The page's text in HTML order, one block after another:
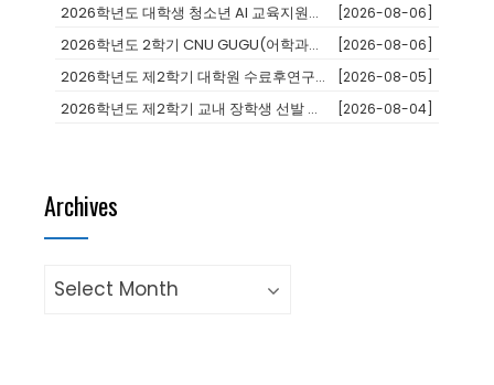
2026학년도 대학생 청소년 AI 교육지원사업 장학생 [2026-08-06]
2026학년도 2학기 CNU GUGU(어학과정 및 단기연수)프로그램 참가... [2026-08-06]
2026학년도 제2학기 대학원 수료후연구생 등록 안내 [2026-08-05]
2026학년도 제2학기 교내 장학생 선발 안내 [2026-08-04]
Archives